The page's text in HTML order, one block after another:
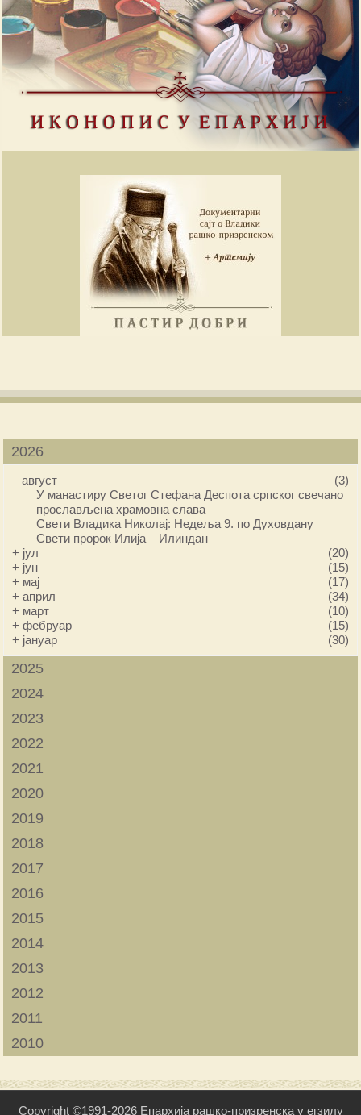
2026
–август
(3)
У манастиру Светог Стефана Деспота српског свечано
прослављена храмовна слава
Свети Владика Николај: Недеља 9. по Духовдану
Свети пророк Илија – Илиндан
+ јул
(20)
+ јун
(15)
+ мај
(17)
+април
(34)
+ март
(10)
+фебруар
(15)
+ јануар (30)
2025
2024
2023
2022
2021
2020
2019
2018
2017
2016
2015
2014
2013
2012
2011
2010
Copyright ©1991-2026 Епархија рашко-призренска у егзилу